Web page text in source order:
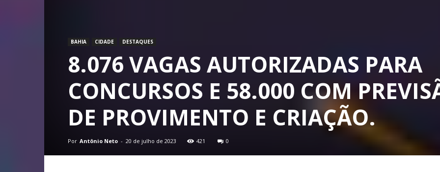
BAHIA CIDADE DESTAQUES
8.076 VAGAS AUTORIZADAS PARA
CONCURSOS E 58.000 COM
DE PROVIMENTO E CRIAÇÃO.
Por Antônio Neto - 20 de julho de 2023 421 0